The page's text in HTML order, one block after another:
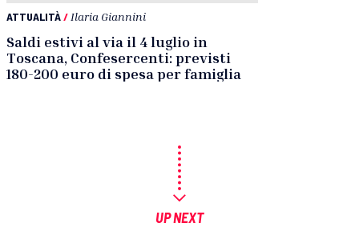
ATTUALITÀ/ Ilaria Giannini
Saldi estivi al via il 4 luglio in
Toscana, Confesercenti: previsti
180-200 euro di spesa per famiglia
UP NEXT